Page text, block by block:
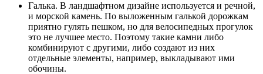
Галька. В ландшафтном дизайне используется и речной,
и морской камень. По выложенным галькой дорожкам
приятно гулять пешком, но для велосипедных прогулок
это не лучшее место. Поэтому такие камни либо
комбинируют с другими, либо создают из них
отдельные элементы, например, выкладывают ими
обочины.